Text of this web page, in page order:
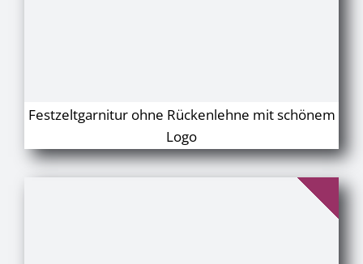
Festzeltgarnitur ohne Rückenlehne mit schönem
Logo